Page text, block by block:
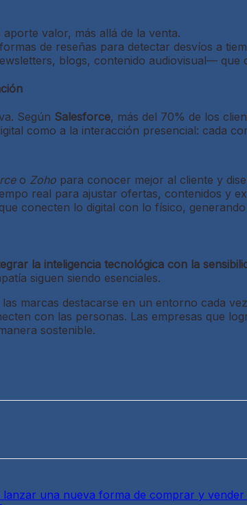
valor, más allá de la venta.
de reseñas para detectar desvíos a
blogs, contenido audiovisual— que
Según Salesforce, más del 70% de los
como a la interacción presencial: cada
o Zoho para conocer mejor al cliente y
real para ajustar ofertas, contenidos y
conecten lo digital con lo físico,
la inteligencia tecnológica con la
siguen siendo esenciales.
marcas destacarse en un entorno cada
con las personas. Las empresas que
sostenible.
una nueva forma de comprar y